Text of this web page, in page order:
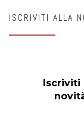
ISCRIVITI ALLA